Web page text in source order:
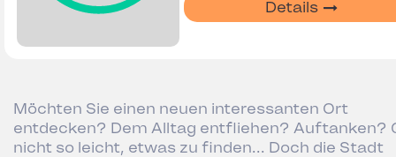
Details
Möchten Sie einen neuen interessanten Ort
entdecken? Dem Alltag entfliehen? Auftanken?
nicht so leicht, etwas zu finden... Doch die Stadt